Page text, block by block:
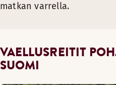
matkan varrella.
VAELLUSREITIT
SUOMI